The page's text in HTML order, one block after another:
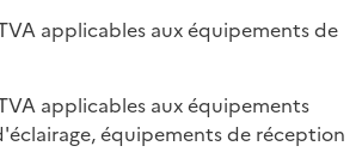
applicables aux équipements de
applicables aux équipements
équipements de réception